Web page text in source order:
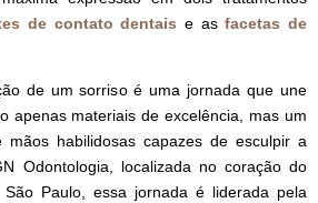
de contato dentais e asfacetas de
de um sorriso é uma jornada que une
apenas materiais de excelência, mas um
habilidosas capazes de esculpir a
Odontologia, localizada no coração do
Paulo, essa jornada é liderada pela